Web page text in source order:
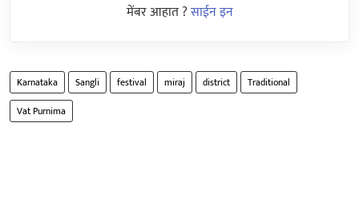
मेंबर आहात ?साईन इन
Karnataka Sangli festival miraj district
Traditional
Vat Purnima